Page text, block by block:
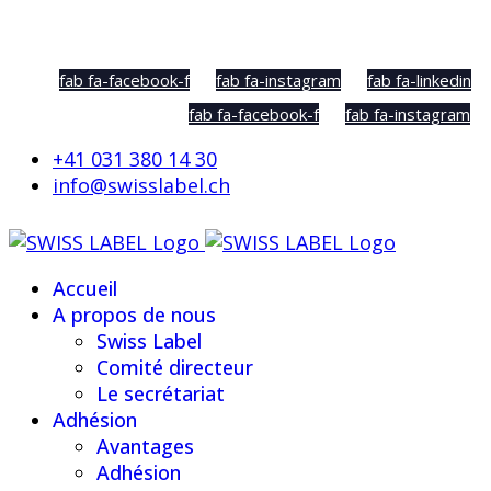
fab fa-facebook-f fab fa-instagram
fab fa-linkedin
fab fa-facebook-f
fab fa-instagram
+41 031 380 14 30
info@swisslabel.ch
Accueil
A propos de nous
Swiss Label
Comité directeur
Le secrétariat
Adhésion
Avantages
Adhésion